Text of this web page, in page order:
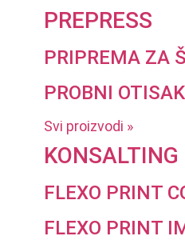
PREPRESS
PRIPREMA ZA
PROBNI OTISAK
Svi proizvodi »
KONSALTING
FLEXO PRINT
FLEXO PRINT